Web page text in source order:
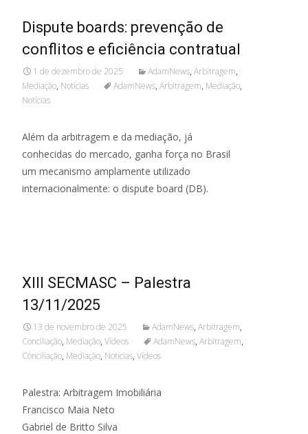
Dispute boards: prevenção de
conflitos e eficiência contratual
1 de dezembro de 2025 AdamNews, Arbitragem,
Mediação, Notícias AdamNews, Arbitragem, Mediação,
Notícias
Além da arbitragem e da mediação, já
conhecidas do mercado, ganha força no Brasil
um mecanismo amplamente utilizado
internacionalmente: o dispute board (DB).
XIII SECMASC – Palestra
13/11/2025
13 de novembro de 2025 AdamNews, Arbitragem,
Conciliação, Mediação, Vídeos AdamNews, Arbitragem,
Conciliação, Mediação, Notícias, Vídeos
Palestra: Arbitragem Imobiliária
Francisco Maia Neto
Gabriel de Britto Silva